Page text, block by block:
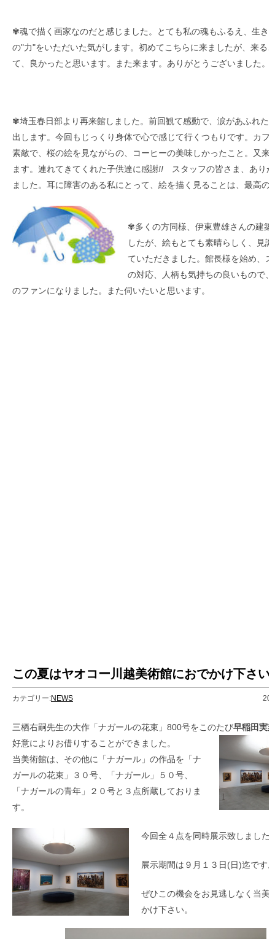
✾魂で描く画家なのだと感じました。とても私の魂もふるえ、生き
の"力"をいただいた気がします。初めてこちらに来ましたが、来る
て、良かったと思います。また来ます。ありがとうございました。
✾埼玉春日部より再来館しました。前回観て感動で、涙があふれた
出します。今回もじっくり身体で心で感じて行くつもりです。カフ
素敵で、桜の絵を見ながらの、コーヒーの美味しかったこと。又来
ます。連れてきてくれた子供達に感謝!!
スタッフの皆さま、あり
ました。耳に障害のある私にとって、絵を描く見ることは、最高の
✾多くの方同様、伊東豊雄さんの建築
したが、絵もとても素晴らしく、見
ていただきました。館長様を始め、
の対応、人柄も気持ちの良いもので
のファンになりました。また伺いたいと思います。
この夏はヤオコー川越美術館におでかけ下さい
カテゴリー:NEWS
三栖右嗣先生の大作「ナガールの花束」800号をこのたび早稲田実
好意によりお借りすることができました。
当美術館は、その他に「ナガール」の作品を「ナ
ガールの花束」３０号、「ナガール」５０号、
「ナガールの青年」２０号と３点所蔵しておりま
す。
今回全４点を同時展示致しました
展示期間は９月１３日(日)迄です
ぜひこの機会をお見逃しなく当美
かけ下さい。